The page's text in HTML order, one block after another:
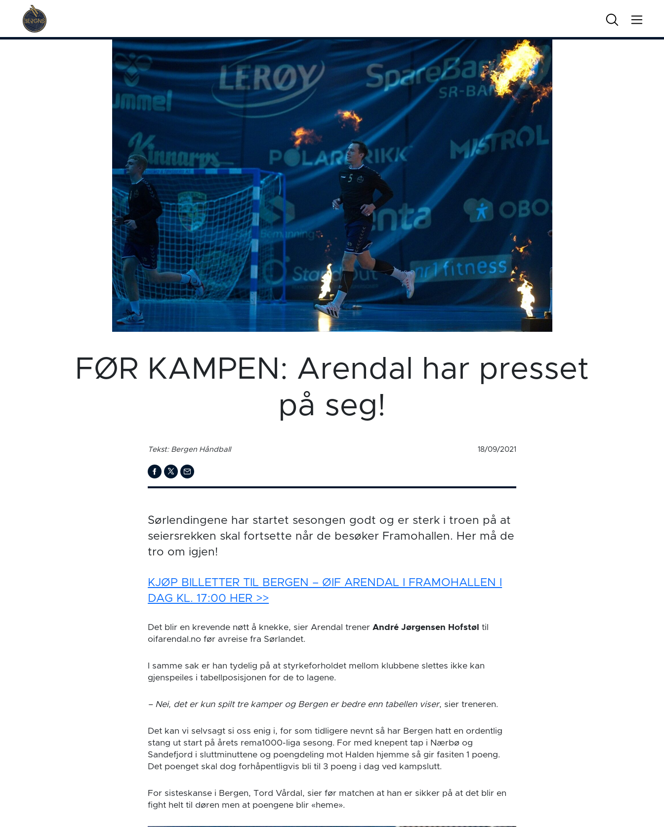
FØR KAMPEN: Arendal har presset
på seg!
Tekst: Bergen Håndball 18/09/2021
Sørlendingene har startet sesongen godt og er sterk i troen på at
seiersrekken skal fortsette når de besøker Framohallen. Her må de
tro om igjen!
KJØP BILLETTER TIL BERGEN – ØIF ARENDAL I FRAMOHALLEN I
DAG KL. 17:00 HER >>
Det blir en krevende nøtt å knekke, sier Arendal trenerAndré Jørgensen Hofstøl til
oifarendal.no før avreise fra Sørlandet.
I samme sak er han tydelig på at styrkeforholdet mellom klubbene slettes ikke kan
gjenspeiles i tabellposisjonen for de to lagene.
– Nei, det er kun spilt tre kamper og Bergen er bedre enn tabellen viser, sier treneren.
Det kan vi selvsagt si oss enig i, for som tidligere nevnt så har Bergen hatt en ordentlig
stang ut start på årets rema1000-liga sesong. For med knepent tap i Nærbø og
Sandefjord i sluttminuttene og poengdeling mot Halden hjemme så gir fasiten 1 poeng.
Det poenget skal dog forhåpentligvis bli til 3 poeng i dag ved kampslutt.
For sisteskanse i Bergen, Tord Vårdal, sier før matchen at han er sikker på at det blir en
fight helt til døren men at poengene blir «heme».